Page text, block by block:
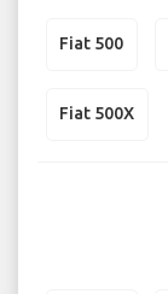
Fiat 500
Fiat 500X